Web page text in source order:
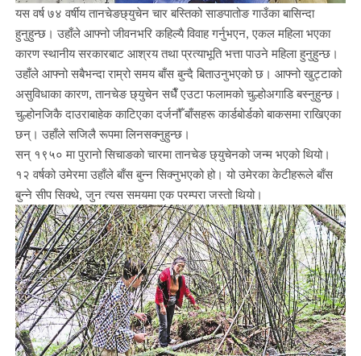
यस वर्ष ७४ वर्षीय तानचेङछ्युचेन चार बस्तिको साङपातोङ गाउँका बासिन्दा
हुनुहुन्छ। उहाँले आफ्नो जीवनभरि कहिल्यै विवाह गर्नुभएन, एकल महिला भएका
कारण स्थानीय सरकारबाट आश्रय तथा प्रत्याभूति भत्ता पाउने महिला हुनुहुन्छ।
उहाँले आफ्नो सबैभन्दा राम्रो समय बाँस बुन्दै बिताउनुभएको छ। आफ्नो खुट्टाको
असुविधाका कारण, तानचेङ छ्युचेन सधैँ एउटा फलामको चुल्होअगाडि बस्नुहुन्छ।
चुल्होनजिकै दाउराबाहेक काटिएका दर्जनौँ बाँसहरू कार्डबोर्डको बाकसमा राखिएका
छन्। उहाँले सजिलै रूपमा लिनसक्नुहुन्छ।
सन् १९५० मा पुरानो सिचाङको चारमा तानचेङ छ्युचेनको जन्म भएको थियो।
१२ वर्षको उमेरमा उहाँले बाँस बुन्न सिक्नुभएको हो। यो उमेरका केटीहरूले बाँस
बुन्ने सीप सिक्थे, जुन त्यस समयमा एक परम्परा जस्तो थियो।